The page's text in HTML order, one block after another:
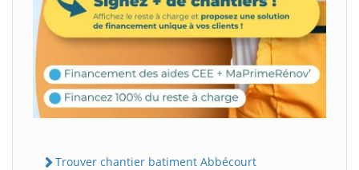
Trouver chantier batiment Abbécourt